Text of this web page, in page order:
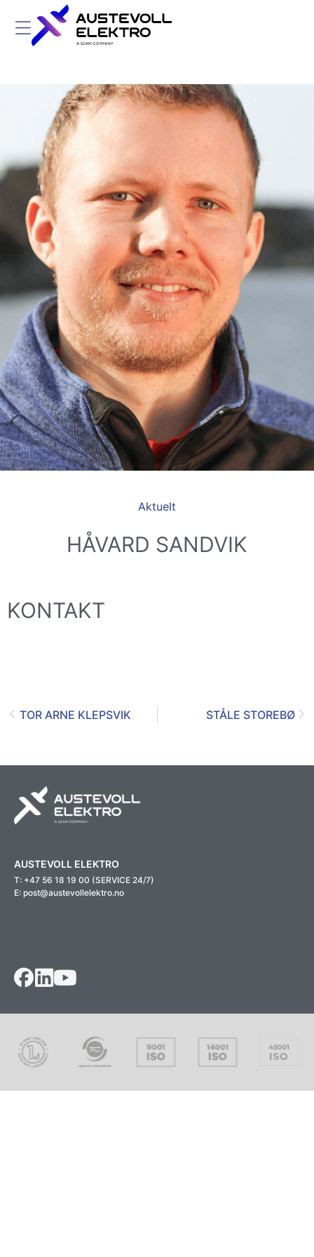
Aktuelt
HÅVARD SANDVIK
KONTAKT
TOR ARNE KLEPSVIK STÅLE STOREBØ
AUSTEVOLL ELEKTRO
T: +47 56 18 19 00 (SERVICE 24/7)
E: post@austevollelektro.no